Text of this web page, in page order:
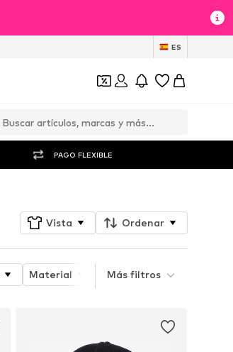
ES
PAGO FLEXIBLE
Vista Ordenar
Material Mundo temático
Más filtros